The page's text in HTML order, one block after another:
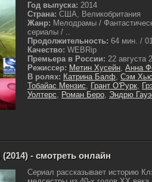
Год выпуска: 2014
Страна: США, Великобритания
Жанр: Мелодрамы /
сериалы / ..
Продолжительность: 64 мин. /
Качество: WEBRip
Премьера в России: 22 августа
Режиссер: Метин Хусейн, Анна
В ролях: Катрина Балф, Сэм
Тобайас Мензис, Грант О'Рурк,
Уолтерс, Роман Беро, Эндрю
- смотреть онлайн
Сериал рассказывает историю